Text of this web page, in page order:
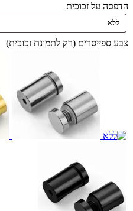
הדפסה על זכוכית
צבע ספייסרים (רק לתמונת זכוכית)